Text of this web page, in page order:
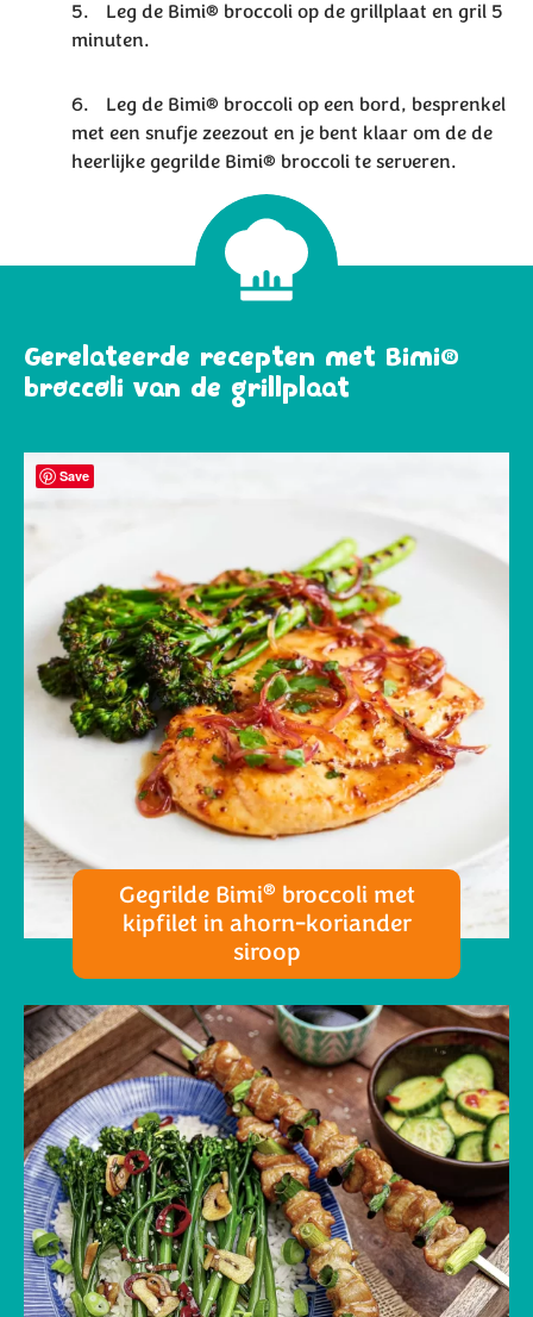
Leg de Bimi® broccoli op de grillplaat en gril 5
minuten.
Leg de Bimi® broccoli op een bord, besprenkel
met een snufje zeezout en je bent klaar om de de
heerlijke gegrilde Bimi® broccoli te serveren.
Gerelateerde recepten met Bimi®
broccoli van de grillplaat
Gegrilde Bimi® broccoli met
kipfilet in ahorn-koriander
siroop
Save